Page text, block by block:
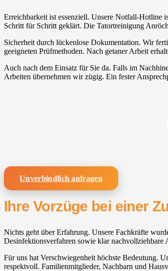
Erreichbarkeit ist essenziell. Unsere Notfall-Hotline
Schritt für Schritt geklärt. Die Tatortreinigung
Sicherheit durch lückenlose Dokumentation. Wir
geeigneten Prüfmethoden. Nach getaner Arbeit
Auch nach dem Einsatz für Sie da. Falls im
Arbeiten übernehmen wir zügig. Ein fester
Unverbindlich anfragen
Ihre Vorzüge bei einer
Nichts geht über Erfahrung. Unsere Fachkräfte
Desinfektionsverfahren sowie klar nachvollziehbare
Für uns hat Verschwiegenheit höchste Bedeutung.
respektvoll. Familienmitglieder, Nachbarn und